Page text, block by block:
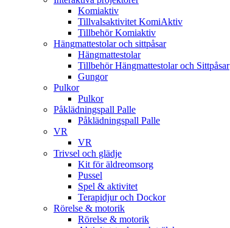
Komiaktiv
Tillvalsaktivitet KomiAktiv
Tillbehör Komiaktiv
Hängmattestolar och sittpåsar
Hängmattestolar
Tillbehör Hängmattestolar och Sittpåsar
Gungor
Pulkor
Pulkor
Påklädningspall Palle
Påklädningspall Palle
VR
VR
Trivsel och glädje
Kit för äldreomsorg
Pussel
Spel & aktivitet
Terapidjur och Dockor
Rörelse & motorik
Rörelse & motorik